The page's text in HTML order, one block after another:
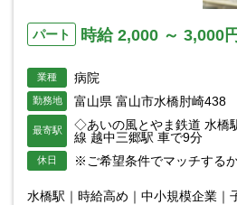
パート 時給 2,000 ～ 3,000円
業種 病院
勤務地 富山県 富山市水橋肘崎438
最寄駅
◇あいの風とやま鉄道 水橋
線 越中三郷駅 車で9分
休日 ※ご希望条件でマッチする
水橋駅｜時給高め｜中小規模企業｜